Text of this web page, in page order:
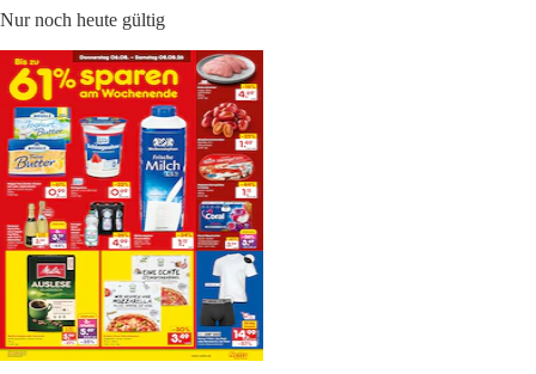
Nur noch heute gültig